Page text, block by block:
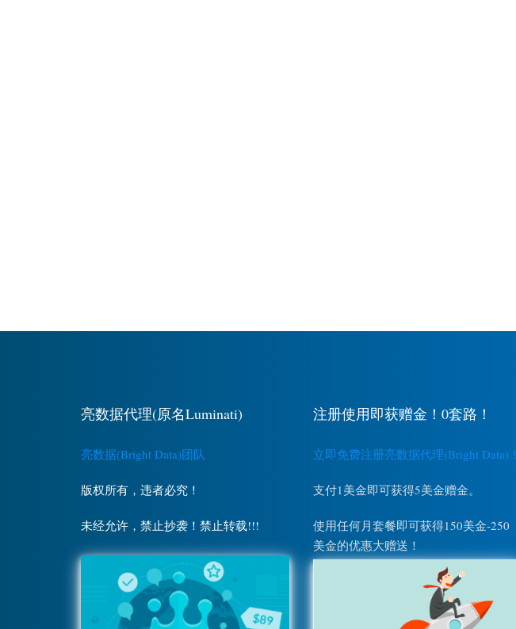
亮数据代理(原名Luminati)
亮数据(Bright Data)团队
版权所有，违者必究！
未经允许，禁止抄袭！禁止转载!!!
注册使用即获赠金！0套路！
立即免费注册亮数据代理(Bright Data)！
支付1美金即可获得5美金赠金。
使用任何月套餐即可获得150美金-250
美金的优惠大赠送！